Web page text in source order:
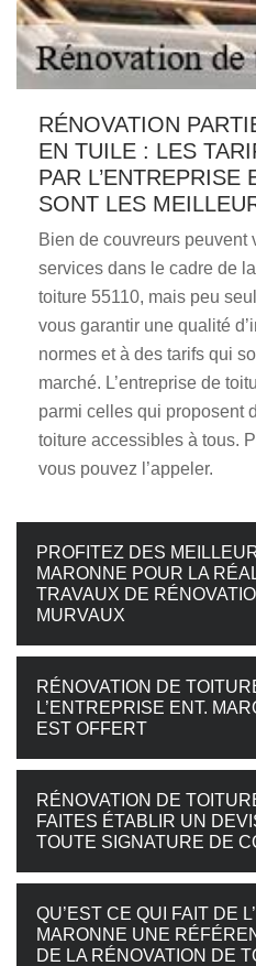
RÉNOVATION
EN TUILE : LES
PAR L’ENTREPRISE
SONT LES
Bien de couvreurs peuvent
services dans le cadre de
toiture 55110, mais peu
vous garantir une qualité
normes et à des tarifs qui
marché. L’entreprise de
parmi celles qui proposent
toiture accessibles à tous.
vous pouvez l’appeler.
PROFITEZ DES
MARONNE POUR LA
TRAVAUX DE
MURVAUX
RÉNOVATION DE
L’ENTREPRISE ENT.
EST OFFERT
RÉNOVATION DE
FAITES ÉTABLIR UN
TOUTE SIGNATURE DE
QU’EST CE QUI FAIT DE
MARONNE UNE
DE LA RÉNOVATION DE